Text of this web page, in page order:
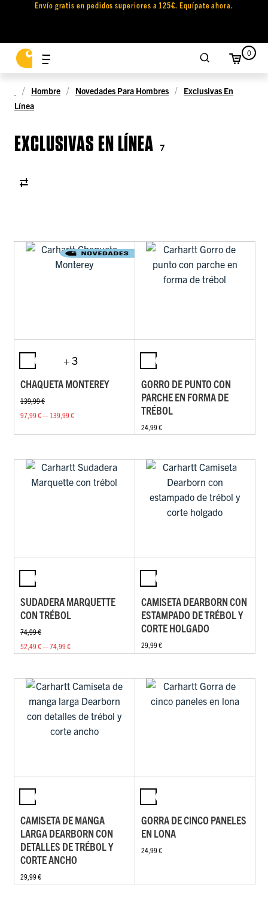
Envío gratis en pedidos superiores a 125€. Equípate ahora.
0
Hombre Novedades Para Hombres
Exclusivas En
Línea
EXCLUSIVAS EN LÍNEA 7
+ 3
CHAQUETA MONTEREY
139,99 €
97,99 € — 139,99 €
GORRO DE PUNTO CON
PARCHE EN FORMA DE
TRÉBOL
24,99 €
SUDADERA MARQUETTE
CON TRÉBOL
74,99 €
52,49 € — 74,99 €
CAMISETA DEARBORN CON
ESTAMPADO DE TRÉBOL Y
CORTE HOLGADO
29,99 €
CAMISETA DE MANGA
LARGA DEARBORN CON
DETALLES DE TRÉBOL Y
CORTE ANCHO
29,99 €
GORRA DE CINCO PANELES
EN LONA
24,99 €